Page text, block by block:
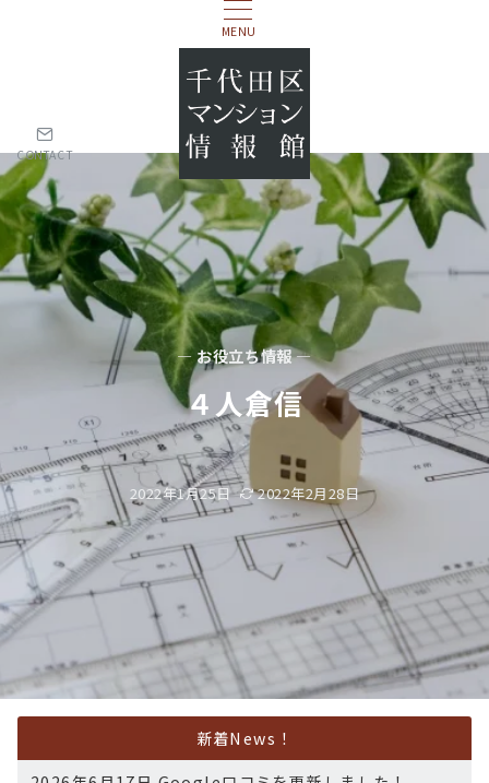
MENU
CONTACT
— お役立ち情報 —
４人倉信
2022年1月25日 2022年2月28日
新着News！